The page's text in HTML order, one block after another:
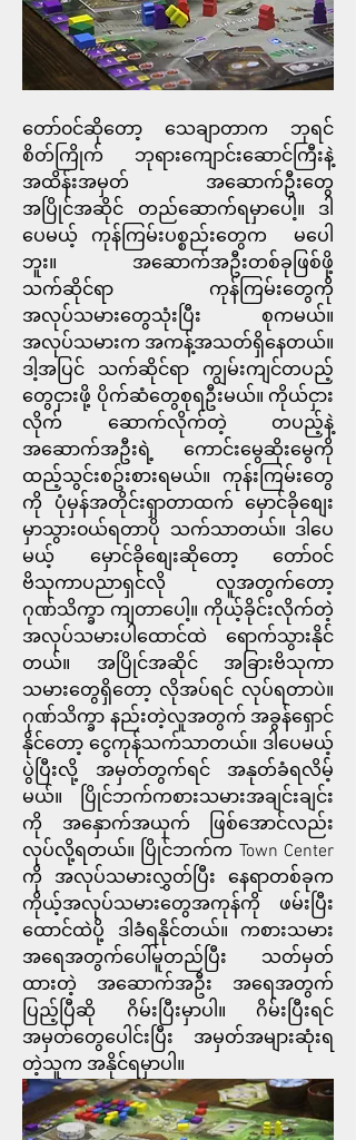
တော်၀င်ဆိုတော့ သေချာတာက ဘုရင်
စိတ်ကြိုက် ဘုရားကျောင်းဆောင်ကြီးနဲ့
အထိန်းအမှတ် အဆောက်ဦးတွေ
အပြိုင်အဆိုင် တည်ဆောက်ရမှာပေါ့။ ဒါ
ပေမယ့် ကုန်ကြမ်းပစ္စည်းတွေက  မပေါ
ဘူး။ အဆောက်အဦးတစ်ခုဖြစ်ဖို့
သက်ဆိုင်ရာ ကုန်ကြမ်းတွေကို
အလုပ်သမားတွေသုံးပြီး စုကမယ်။
အလုပ်သမားက အကန့်အသတ်ရှိနေတယ်။
ဒါ့အပြင် သက်ဆိုင်ရာ ကျွမ်းကျင်တပည့်
တွေငှားဖို့ ပိုက်ဆံတွေစုရဦးမယ်။ ကိုယ်ငှား
လိုက် ဆောက်လိုက်တဲ့ တပည့်နဲ့
အဆောက်အဦးရဲ့  ကောင်းမွေဆိုးမွေကို
ထည့်သွင်းစဥ်းစားရမယ်။ ကုန်းကြမ်းတွေ
ကို ပုံမှန်အတိုင်းရှာတာထက် မှောင်ခိုစျေး
မှာသွား၀ယ်ရတာပို သက်သာတယ်။ ဒါပေ
မယ့် မှောင်ခိုစျေးဆိုတော့ တော်၀င်
ဗိသုကာပညာရှင်လို လူအတွက်တော့
ဂုဏ်သိက္ခာ ကျတာပေါ့။ ကိုယ့်ခိုင်းလိုက်တဲ့
အလုပ်သမားပါထောင်ထဲ ရောက်သွားနိုင်
တယ်။ အပြိုင်အဆိုင် အခြားဗိသုကာ
သမားတွေရှိတော့ လိုအပ်ရင် လုပ်ရတာပဲ။
ဂုဏ်သိက္ခာ နည်းတဲ့လူအတွက် အခွန်ရှောင်
နိုင်တော့ ငွေကုန်သက်သာတယ်။ ဒါပေမယ့်
ပွဲပြီးလို့ အမှတ်တွက်ရင် အနုတ်ခံရလိမ့်
မယ်။ ပြိုင်ဘက်ကစားသမားအချင်းချင်း
ကို အနှောက်အယှက် ဖြစ်အောင်လည်း
လုပ်လို့ရတယ်။ ပြိုင်ဘက်က Town Center
ကို အလုပ်သမားလွှတ်ပြီး နေရာတစ်ခုက
ကိုယ့်အလုပ်သမားတွေအကုန်ကို ဖမ်းပြီး
ထောင်ထဲပို့ ဒါခံရနိုင်တယ်။ ကစားသမား
အရေအတွက်ပေါ်မူတည်ပြီး သတ်မှတ်
ထားတဲ့ အဆောက်အဦး အ‌ရေအတွက်
ပြည့်ပြီဆို ဂိမ်းပြီးမှာပါ။ ဂိမ်းပြီးရင်
အမှတ်တွေပေါင်းပြီး အမှတ်အများဆုံးရ
တဲ့သူက အနိုင်ရမှာပါ။